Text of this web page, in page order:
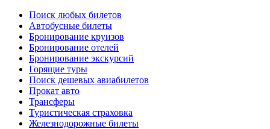
Поиск любых билетов
Автобусные билеты
Бронирование круизов
Бронирование отелей
Бронирование экскурсий
Горящие туры
Поиск дешевых авиабилетов
Прокат авто
Трансферы
Туристическая страховка
Железнодорожные билеты